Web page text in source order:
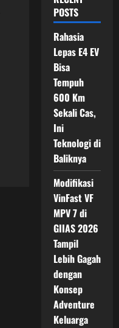
POSTS
Rahasia
Lepas E4 EV
Bisa
Tempuh
600 Km
Sekali Cas,
Ini
Teknologi di
Baliknya
Modifikasi
VinFast VF
MPV 7 di
GIIAS 2026
Tampil
Lebih Gagah
dengan
Konsep
Adventure
Keluarga